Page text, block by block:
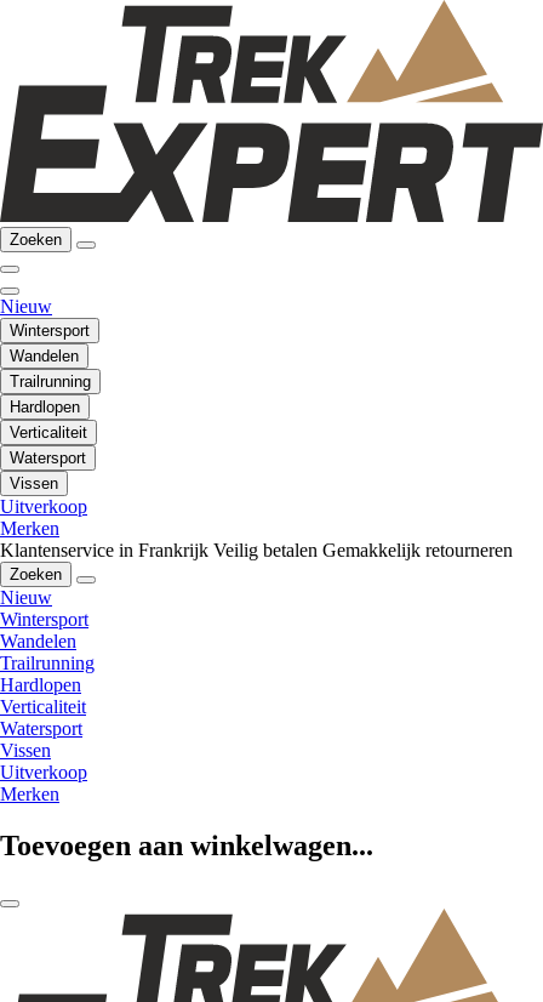
Zoeken
Nieuw
Wintersport
Wandelen
Trailrunning
Hardlopen
Verticaliteit
Watersport
Vissen
Uitverkoop
Merken
Klantenservice in Frankrijk Veilig betalen Gemakkelijk retourneren
Zoeken
Nieuw
Wintersport
Wandelen
Trailrunning
Hardlopen
Verticaliteit
Watersport
Vissen
Uitverkoop
Merken
Toevoegen aan winkelwagen...